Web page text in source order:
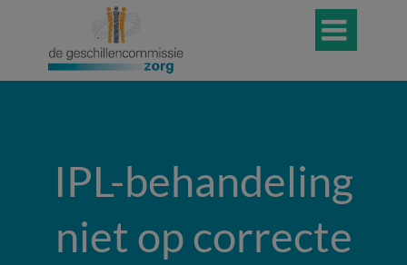

IPL-behandeling
niet op correcte